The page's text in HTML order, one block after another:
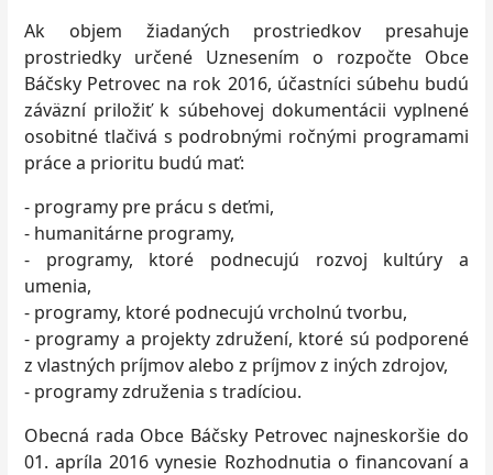
Ak objem žiadaných prostriedkov presahuje
prostriedky určené Uznesením o rozpočte Obce
Báčsky Petrovec na rok 2016, účastníci súbehu budú
záväzní priložiť k súbehovej dokumentácii vyplnené
osobitné tlačivá s podrobnými ročnými programami
práce a prioritu budú mať:
- programy pre prácu s deťmi,
- humanitárne programy,
- programy, ktoré podnecujú rozvoj kultúry a
umenia,
- programy, ktoré podnecujú vrcholnú tvorbu,
- programy a projekty združení, ktoré sú podporené
z vlastných príjmov alebo z príjmov z iných zdrojov,
- programy združenia s tradíciou.
Obecná rada Obce Báčsky Petrovec najneskoršie do
01. apríla 2016 vynesie Rozhodnutia o financovaní a